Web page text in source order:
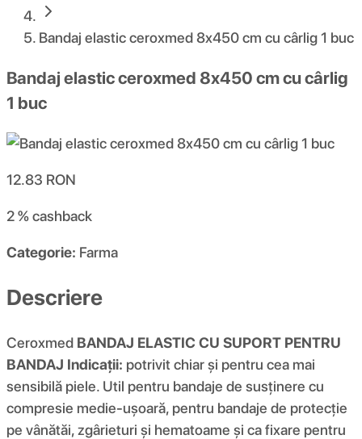
Bandaj elastic ceroxmed 8x450 cm cu cârlig 1 buc
Bandaj elastic ceroxmed 8x450 cm cu cârlig
1 buc
12.83 RON
2 %cashback
Categorie: Farma
Descriere
Ceroxmed BANDAJ ELASTIC CU SUPORT PENTRU
BANDAJ Indicații: potrivit chiar și pentru cea mai
sensibilă piele. Util pentru bandaje de susținere cu
compresie medie-ușoară, pentru bandaje de protecție
pe vânătăi, zgârieturi și hematoame și ca fixare pentru